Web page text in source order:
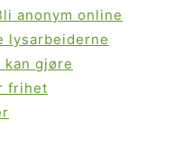
anonym online
lysarbeiderne
gjøre
frihet